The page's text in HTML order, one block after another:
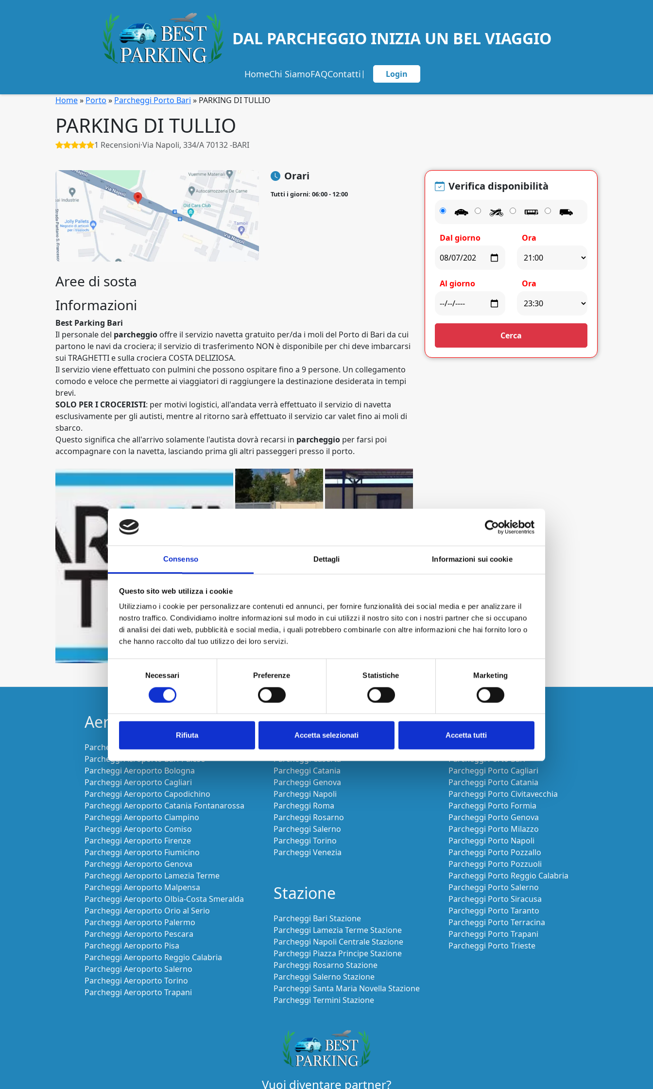
Consenso Dettagli Informazioni sui cookie
Questo sito web utilizza i cookie
Utilizziamo i cookie per personalizzare contenuti ed annunci, per fornire funzionalità dei social media e per analizzare il
nostro traffico. Condividiamo inoltre informazioni sul modo in cui utilizzi il nostro sito con i nostri partner che si occupano
di analisi dei dati web, pubblicità e social media, i quali potrebbero combinarle con altre informazioni che hai fornito loro o
che hanno raccolto dal tuo utilizzo dei loro servizi.
Selezione
consenso
Necessari Preferenze Statistiche Marketing
Rifiuta Accetta selezionati Accetta tutti
DAL PARCHEGGIO INIZIA UN BEL VIAGGIO
HomeChi SiamoFAQContatti| Login
Home» Porto » Parcheggi Porto Bari » PARKING DI TULLIO
PARKING DI TULLIO
1 Recensioni·Via Napoli, 334/A 70132 -BARI
Orari
Tutti i giorni: 06:00 - 12:00
Aree di sosta
Informazioni
Best Parking Bari
Il personale del parcheggio offre il servizio navetta gratuito per/da i moli del Porto di Bari da cui
partono le navi da crociera; il servizio di trasferimento NON è disponibile per chi deve imbarcarsi
sui TRAGHETTI e sulla crociera COSTA DELIZIOSA.
Il servizio viene effettuato con pulmini che possono ospitare fino a 9 persone. Un collegamento
comodo e veloce che permette ai viaggiatori di raggiungere la destinazione desiderata in tempi
brevi.
SOLO PER I CROCERISTI: per motivi logistici, all'andata verrà effettuato il servizio di navetta
esclusivamente per gli autisti, mentre al ritorno sarà effettuato il servizio car valet fino ai moli di
sbarco.
Questo significa che all'arrivo solamente l'autista dovrà recarsi in parcheggio per farsi poi
accompagnare con la navetta, lasciando prima gli altri passeggeri presso il porto.
Verifica disponibilità
Dal giorno Ora
Al giorno Ora
Cerca
Aeroporto
Parcheggi Aeroporto Alghero
Parcheggi Aeroporto Bari-Palese
Parcheggi Aeroporto Bologna
Parcheggi Aeroporto Cagliari
Parcheggi Aeroporto Capodichino
Parcheggi Aeroporto Catania Fontanarossa
Parcheggi Aeroporto Ciampino
Parcheggi Aeroporto Comiso
Parcheggi Aeroporto Firenze
Parcheggi Aeroporto Fiumicino
Parcheggi Aeroporto Genova
Parcheggi Aeroporto Lamezia Terme
Parcheggi Aeroporto Malpensa
Parcheggi Aeroporto Olbia-Costa Smeralda
Parcheggi Aeroporto Orio al Serio
Parcheggi Aeroporto Palermo
Parcheggi Aeroporto Pescara
Parcheggi Aeroporto Pisa
Parcheggi Aeroporto Reggio Calabria
Parcheggi Aeroporto Salerno
Parcheggi Aeroporto Torino
Parcheggi Aeroporto Trapani
Città
Parcheggi Bari
Parcheggi Caserta
Parcheggi Catania
Parcheggi Genova
Parcheggi Napoli
Parcheggi Roma
Parcheggi Rosarno
Parcheggi Salerno
Parcheggi Torino
Parcheggi Venezia
Stazione
Parcheggi Bari Stazione
Parcheggi Lamezia Terme Stazione
Parcheggi Napoli Centrale Stazione
Parcheggi Piazza Principe Stazione
Parcheggi Rosarno Stazione
Parcheggi Salerno Stazione
Parcheggi Santa Maria Novella Stazione
Parcheggi Termini Stazione
Porto
Parcheggi Porto Anzio
Parcheggi Porto Bari
Parcheggi Porto Cagliari
Parcheggi Porto Catania
Parcheggi Porto Civitavecchia
Parcheggi Porto Formia
Parcheggi Porto Genova
Parcheggi Porto Milazzo
Parcheggi Porto Napoli
Parcheggi Porto Pozzallo
Parcheggi Porto Pozzuoli
Parcheggi Porto Reggio Calabria
Parcheggi Porto Salerno
Parcheggi Porto Siracusa
Parcheggi Porto Taranto
Parcheggi Porto Terracina
Parcheggi Porto Trapani
Parcheggi Porto Trieste
Vuoi diventare partner?